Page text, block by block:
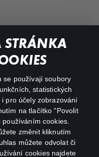
STRÁNKA
se používají soubory
statistických
pro účely zobrazování
na tlačítko "Povolit
cookies.
změnit kliknutím
můžete odvolat či
cookies najdete